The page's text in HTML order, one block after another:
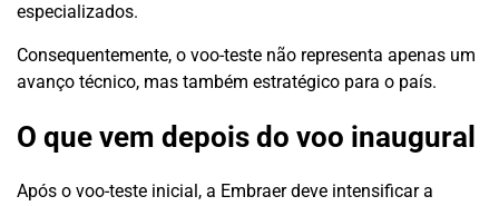
especializados.
Consequentemente, o voo-teste não representa apenas um
avanço técnico, mas também estratégico para o país.
O que vem depois do voo inaugural
Após o voo-teste inicial, a Embraer deve intensificar a